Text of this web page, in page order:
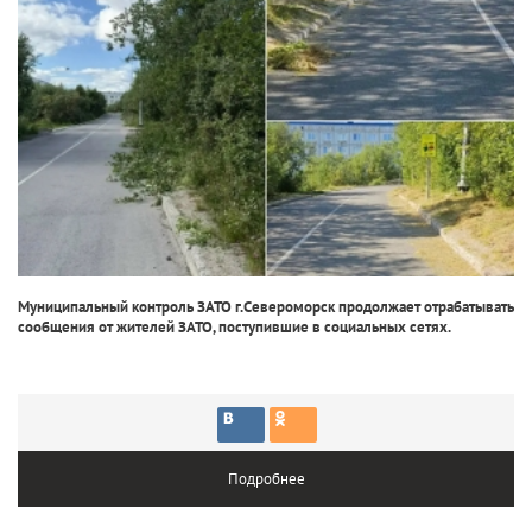
Муниципальный контроль ЗАТО г.Североморск продолжает отрабатывать
сообщения от жителей ЗАТО, поступившие в социальных сетях.
Подробнее